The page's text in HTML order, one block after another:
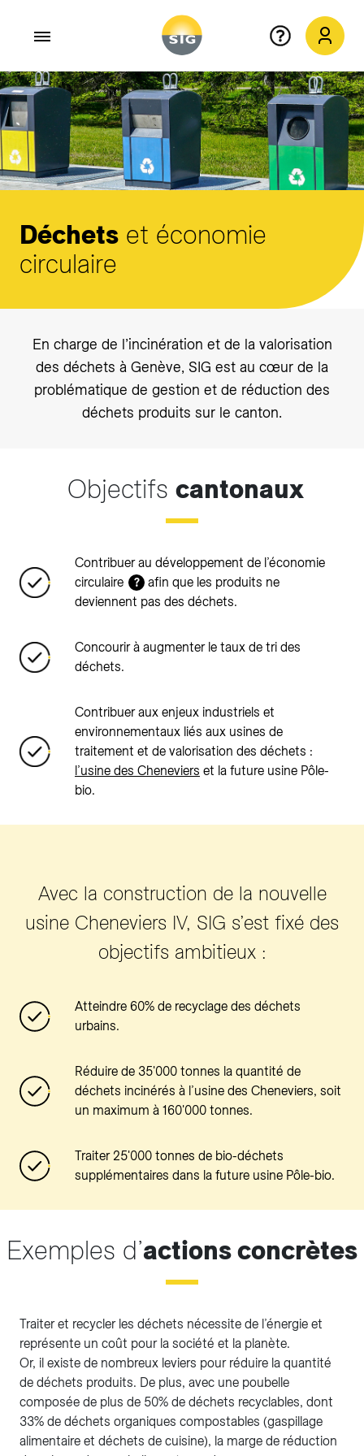
Aller au contenu principal
Déchets et économie
circulaire
En charge de l’incinération et de la valorisation
des déchets à Genève, SIG est au cœur de la
problématique de gestion et de réduction des
déchets produits sur le canton.
Objectifs cantonaux
Contribuer au développement de l’économie
circulaire
?
afin que les produits ne
deviennent pas des déchets.
Concourir à augmenter le taux de tri des
déchets.
Contribuer aux enjeux industriels et
environnementaux liés aux usines de
traitement et de valorisation des déchets :
l’usine des Cheneviers et la future usine Pôle-
bio.
Avec la construction de la nouvelle
usine Cheneviers IV, SIG s’est fixé des
objectifs ambitieux :
Atteindre 60% de recyclage des déchets
urbains.
Réduire de 35'000 tonnes la quantité de
déchets incinérés à l’usine des Cheneviers, soit
un maximum à 160'000 tonnes.
Traiter 25'000 tonnes de bio-déchets
supplémentaires dans la future usine Pôle-bio.
Exemples d’actions concrètes
Traiter et recycler les déchets nécessite de l’énergie et
représente un coût pour la société et la planète.
Or, il existe de nombreux leviers pour réduire la quantité
de déchets produits. De plus, avec une poubelle
composée de plus de 50% de déchets recyclables, dont
33% de déchets organiques compostables (gaspillage
alimentaire et déchets de cuisine), la marge de réduction